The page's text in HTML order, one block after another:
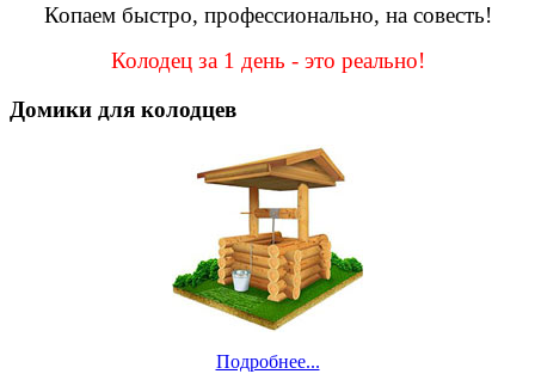
Копаем быстро, профессионально, на совесть!
Колодец за 1 день - это реально!
Домики для колодцев
Подробнее...